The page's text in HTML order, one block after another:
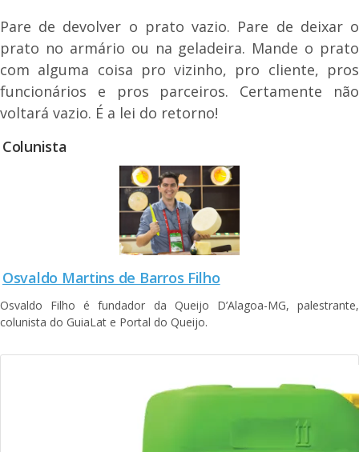
Pare de devolver o prato vazio. Pare de deixar o
prato no armário ou na geladeira. Mande o prato
com alguma coisa pro vizinho, pro cliente, pros
funcionários e pros parceiros. Certamente não
voltará vazio. É a lei do retorno!
Colunista
Osvaldo Martins de Barros Filho
Osvaldo Filho é fundador da Queijo D’Alagoa-MG, palestrante,
colunista do GuiaLat e Portal do Queijo.